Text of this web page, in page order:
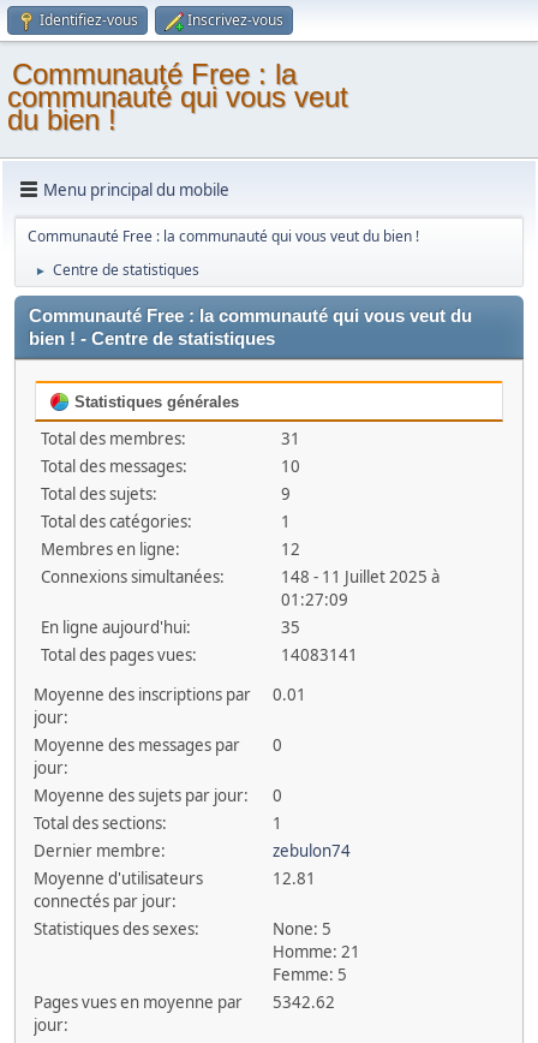
Identifiez-vous Inscrivez-vous
Communauté Free : la
communauté qui vous veut
du bien !
Menu principal du mobile
Communauté Free : la communauté qui vous veut du bien !
► Centre de statistiques
Communauté Free : la communauté qui vous veut du
bien ! - Centre de statistiques
Statistiques générales
Total des membres:
31
Total des messages:
10
Total des sujets:
9
Total des catégories:
1
Membres en ligne:
12
Connexions simultanées:
148 - 11 Juillet 2025 à
01:27:09
En ligne aujourd'hui:
35
Total des pages vues:
14083141
Moyenne des inscriptions par
jour:
0.01
Moyenne des messages par
jour:
0
Moyenne des sujets par jour:
0
Total des sections:
1
Dernier membre:
zebulon74
Moyenne d'utilisateurs
connectés par jour:
12.81
Statistiques des sexes:
None: 5
Homme: 21
Femme: 5
Pages vues en moyenne par
jour:
5342.62